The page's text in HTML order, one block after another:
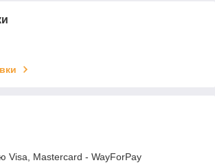
Visa, Mastercard - WayForPay